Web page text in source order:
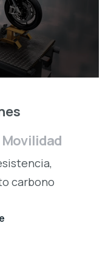
carbono